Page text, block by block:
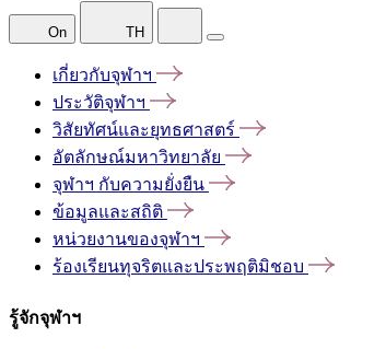
On TH
เกี่ยวกับจุฬาฯ
ประวัติจุฬาฯ
วิสัยทัศน์และยุทธศาสตร์
อัตลักษณ์มหาวิทยาลัย
จุฬาฯ กับความยั่งยืน
ข้อมูลและสถิติ
หน่วยงานของจุฬาฯ
ร้องเรียนทุจริตและประพฤติมิชอบ
รู้จักจุฬาฯ